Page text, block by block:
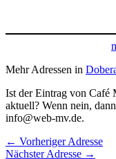
Mehr Adressen in
Ist der Eintrag von Café
aktuell? Wenn nein,
info@web-mv.de.
← Vorheriger Adresse
Nächster Adresse →